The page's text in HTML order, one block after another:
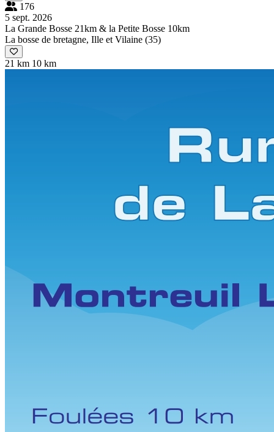
176
5 sept. 2026
La Grande Bosse 21km & la Petite Bosse 10km
La bosse de bretagne, Ille et Vilaine (35)
21 km 10 km